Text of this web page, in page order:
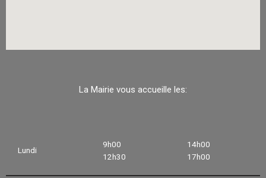
La Mairie vous accueille les:
Lundi
9h00
12h30
14h00
17h00